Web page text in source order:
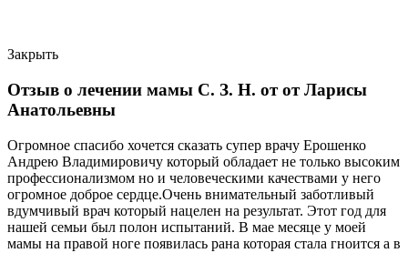
Закрыть
Отзыв о лечении мамы С. З. Н. от от Ларисы
Анатольевны
Огромное спасибо хочется сказать супер врачу Ерошенко
Андрею Владимировичу который обладает не только высоким
профессионализмом но и человеческими качествами у него
огромное доброе сердце.Очень внимательный заботливый
вдумчивый врач который нацелен на результат. Этот год для
нашей семьи был полон испытаний. В мае месяце у моей
мамы на правой ноге появилась рана которая стала гноится а в